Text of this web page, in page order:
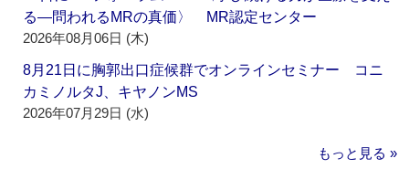
る―問われるMRの真価〉 MR認定センター
2026年08月06日 (木)
8月21日に胸郭出口症候群でオンラインセミナー コニ
カミノルタJ、キヤノンMS
2026年07月29日 (水)
もっと見る »